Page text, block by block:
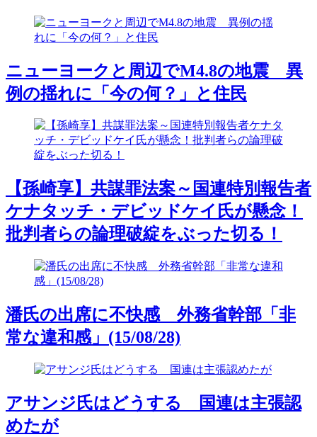
ニューヨークと周辺でM4.8の地震 異
例の揺れに「今の何？」と住民
【孫崎享】共謀罪法案～国連特別報告者
ケナタッチ・デビッドケイ氏が懸念！
批判者らの論理破綻をぶった切る！
潘氏の出席に不快感 外務省幹部「非
常な違和感」(15/08/28)
アサンジ氏はどうする 国連は主張認
めたが